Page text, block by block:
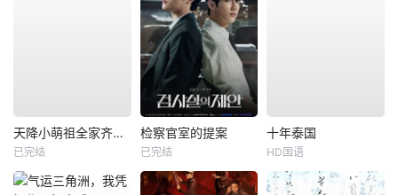
天降小萌祖全家齐齐宠
已完结
检察官室的提案
已完结
十年泰国
HD国语